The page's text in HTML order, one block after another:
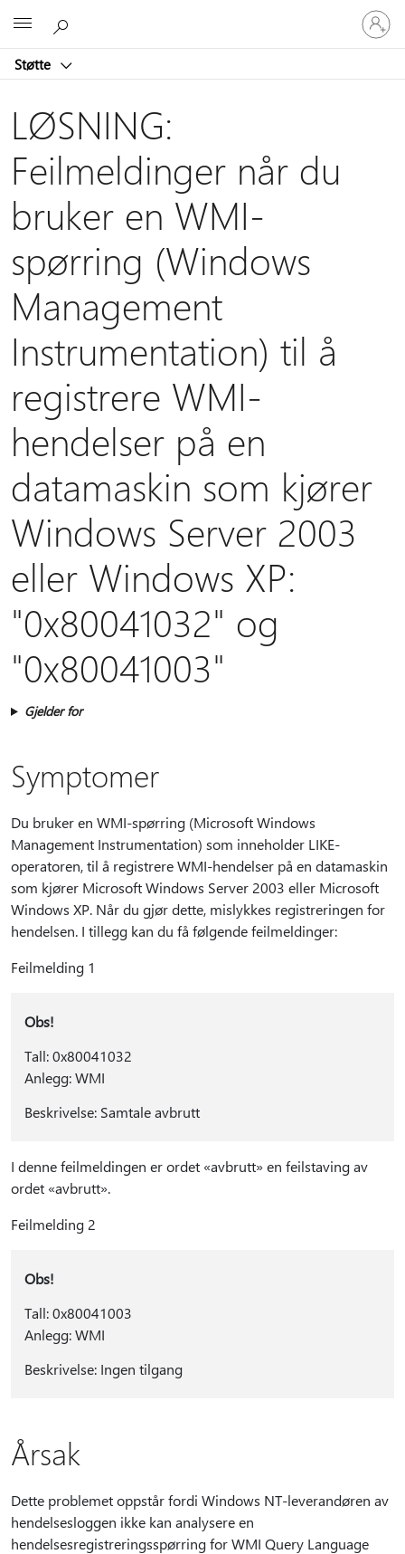
Støtte
Logg
på
kontoen
LØSNING:
Feilmeldinger når du
bruker en WMI-
spørring (Windows
Management
Instrumentation) til å
registrere WMI-
hendelser på en
datamaskin som kjører
Windows Server 2003
eller Windows XP:
"0x80041032" og
"0x80041003"
Gjelder for
Symptomer
Du bruker en WMI-spørring (Microsoft Windows
Management Instrumentation) som inneholder LIKE-
operatoren, til å registrere WMI-hendelser på en datamaskin
som kjører Microsoft Windows Server 2003 eller Microsoft
Windows XP. Når du gjør dette, mislykkes registreringen for
hendelsen. I tillegg kan du få følgende feilmeldinger:
Feilmelding 1
Obs!
Tall: 0x80041032
Anlegg: WMI
Beskrivelse: Samtale avbrutt
I denne feilmeldingen er ordet «avbrutt» en feilstaving av
ordet «avbrutt».
Feilmelding 2
Obs!
Tall: 0x80041003
Anlegg: WMI
Beskrivelse: Ingen tilgang
Årsak
Dette problemet oppstår fordi Windows NT-leverandøren av
hendelsesloggen ikke kan analysere en
hendelsesregistreringsspørring for WMI Query Language